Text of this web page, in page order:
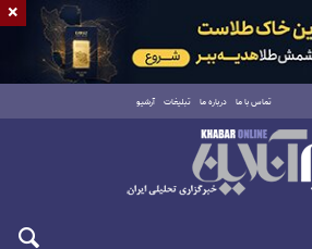
تماس با ما درباره ما تبلیغات آرشیو
×